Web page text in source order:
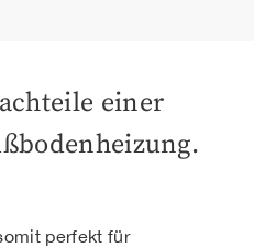
einer
perfekt für